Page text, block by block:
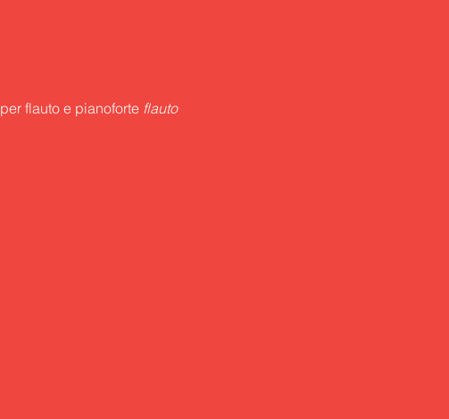
per flauto e pianoforte flauto